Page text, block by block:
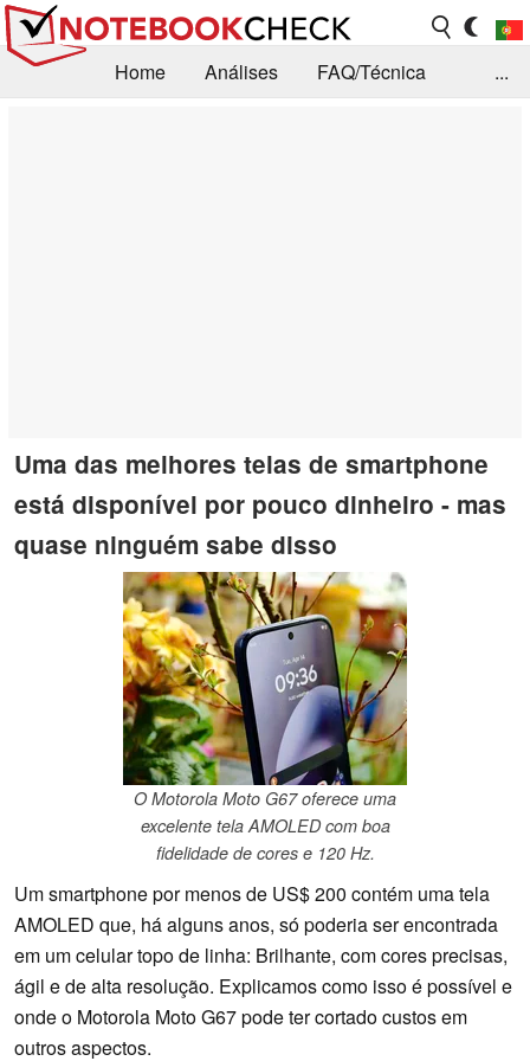
Home Análises
FAQ/Técnica
...
Uma das melhores telas de smartphone
está disponível por pouco dinheiro - mas
quase ninguém sabe disso
O Motorola Moto G67 oferece uma
excelente tela AMOLED com boa
fidelidade de cores e 120 Hz.
Um smartphone por menos de US$ 200 contém uma tela
AMOLED que, há alguns anos, só poderia ser encontrada
em um celular topo de linha: Brilhante, com cores precisas,
ágil e de alta resolução. Explicamos como isso é possível e
onde o Motorola Moto G67 pode ter cortado custos em
outros aspectos.